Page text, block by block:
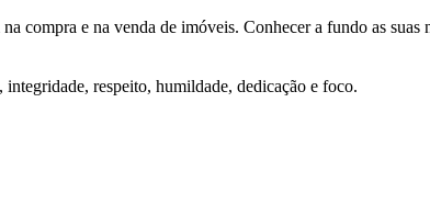
compra e na venda de imóveis. Conhecer a fundo as
respeito, humildade, dedicação e foco.